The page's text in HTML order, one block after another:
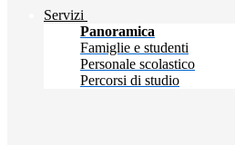
Servizi
Panoramica
Famiglie e studenti
Personale scolastico
Percorsi di studio